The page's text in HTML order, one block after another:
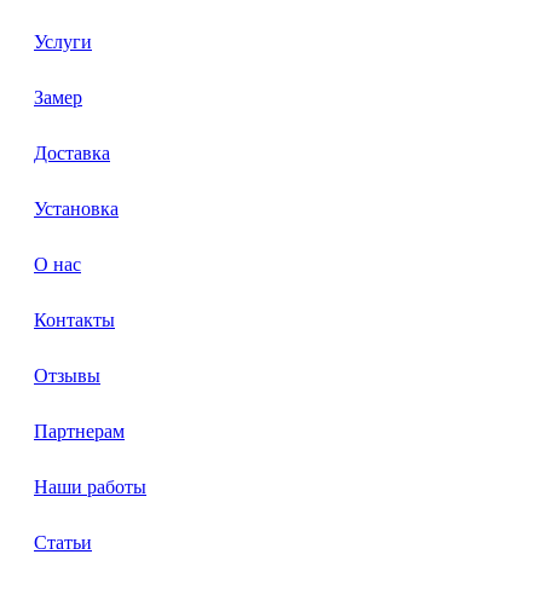
Услуги
Замер
Доставка
Установка
О нас
Контакты
Отзывы
Партнерам
Наши работы
Статьи